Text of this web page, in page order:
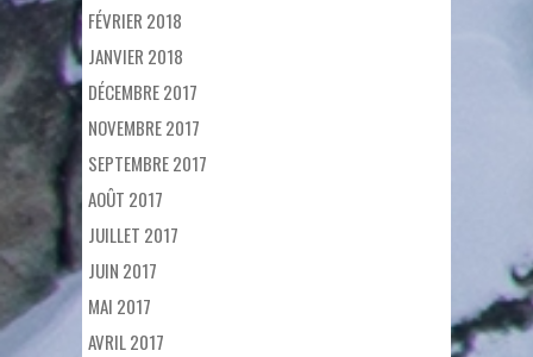
FÉVRIER 2018
JANVIER 2018
DÉCEMBRE 2017
NOVEMBRE 2017
SEPTEMBRE 2017
AOÛT 2017
JUILLET 2017
JUIN 2017
MAI 2017
AVRIL 2017